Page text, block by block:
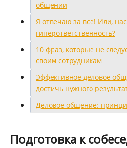
общении
Я отвечаю за все! Или,
гиперответственность?
10 фраз, которые не
своим сотрудникам
Эффективное деловое
достичь нужного
Деловое общение:
Подготовка к